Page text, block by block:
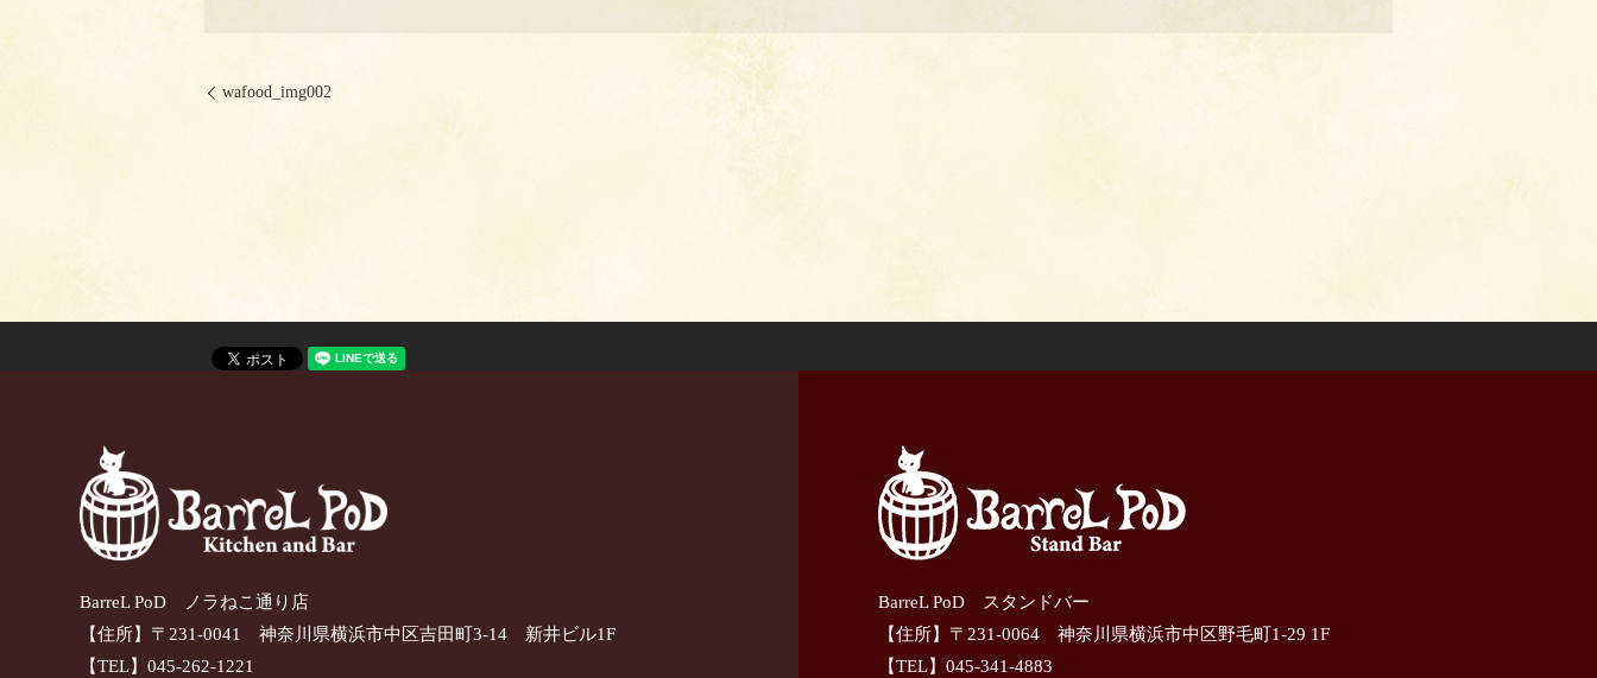
wafood_img002
BarreL PoD ノラねこ通り店
【住所】〒231-0041 神奈川県横浜市中区吉田町3-14 新井ビル1F
【TEL】045-262-1221
BarreL PoD スタンドバー
【住所】〒231-0064 神奈川県横浜市中区野毛町1-29 1F
【TEL】045-341-4883